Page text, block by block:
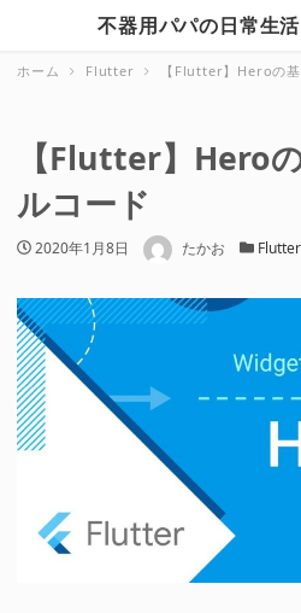
不器用パパの日常生
ホーム Flutter 【Flutter】Heroの
【Flutter】Hero
ルコード
投稿日
2020年1月8日 著者 たかお カテゴリー
Flutter